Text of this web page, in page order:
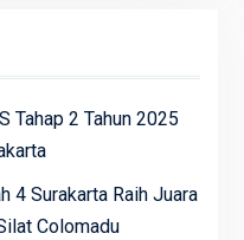
Tahap 2 Tahun 2025
4 Surakarta Raih Juara
Colomadu